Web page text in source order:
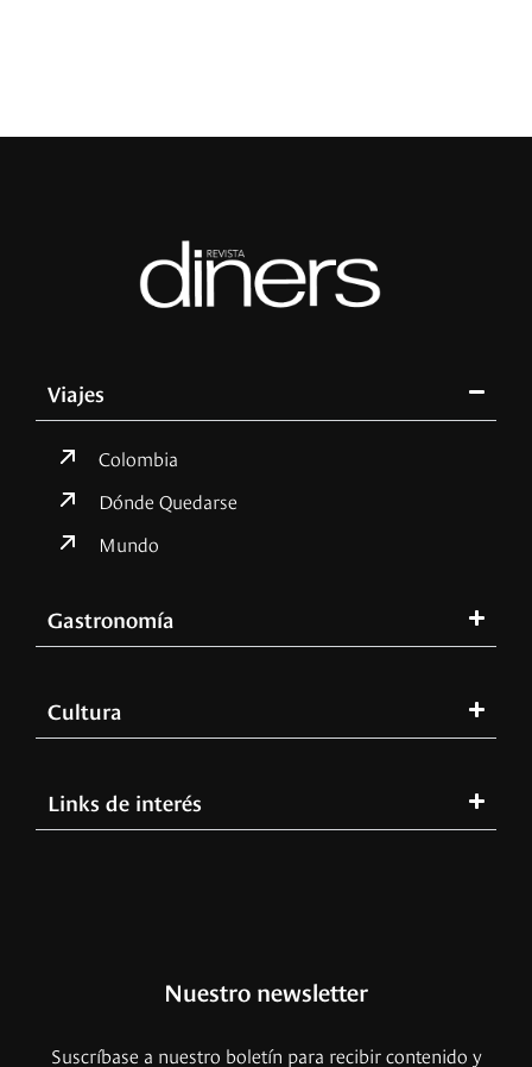
Viajes
Colombia
Dónde Quedarse
Mundo
Gastronomía
Cultura
Links de interés
Nuestro newsletter
Suscríbase a nuestro boletín para recibir contenido y